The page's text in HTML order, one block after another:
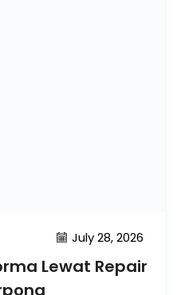
July 28, 2026
Lewat Repair